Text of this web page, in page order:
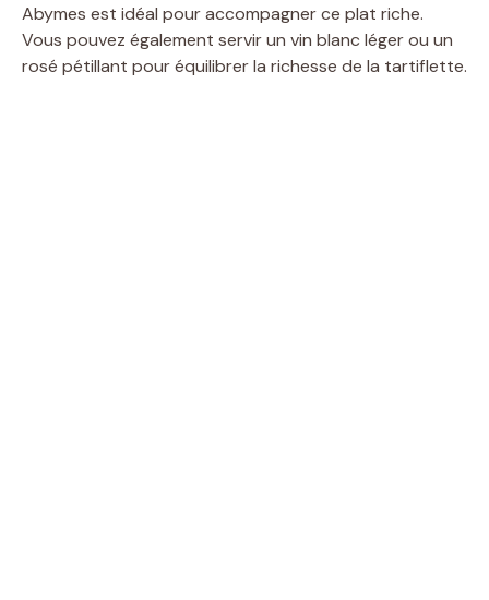
Abymes est idéal pour accompagner ce plat riche.
Vous pouvez également servir un vin blanc léger ou un
rosé pétillant pour équilibrer la richesse de la tartiflette.